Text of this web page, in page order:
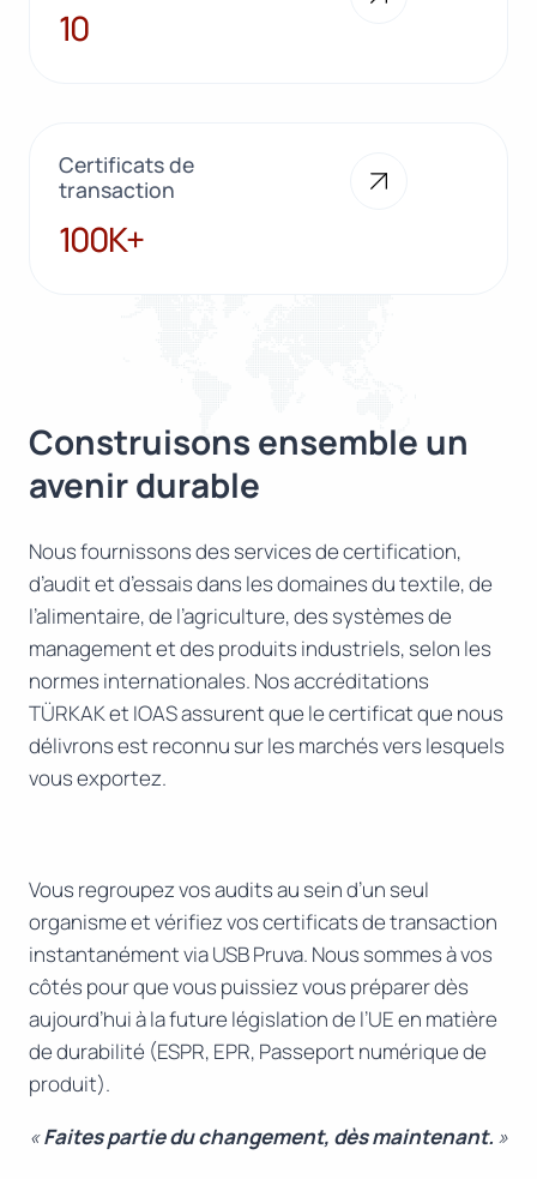
10
10
Certificats de
transaction
100K+
100K+
Construisons ensemble un
avenir durable
Nous fournissons des services de certification,
d’audit et d’essais dans les domaines du textile, de
l’alimentaire, de l’agriculture, des systèmes de
management et des produits industriels, selon les
normes internationales. Nos accréditations
TÜRKAK et IOAS assurent que le certificat que nous
délivrons est reconnu sur les marchés vers lesquels
vous exportez.
Vous regroupez vos audits au sein d’un seul
organisme et vérifiez vos certificats de transaction
instantanément via USB Pruva. Nous sommes à vos
côtés pour que vous puissiez vous préparer dès
aujourd’hui à la future législation de l’UE en matière
de durabilité (ESPR, EPR, Passeport numérique de
produit).
«Faites partie du changement, dès maintenant. »